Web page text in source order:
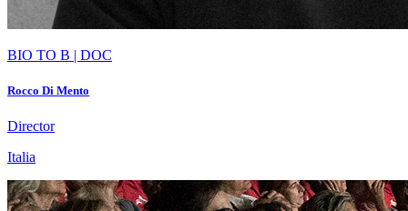
BIO TO B | DOC
Rocco Di Mento
Director
Italia